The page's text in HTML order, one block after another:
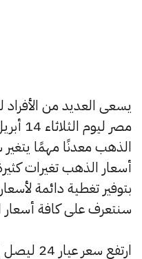
يسعى العديد من
الذهب معدنًا مهمًا
بتوفير تغطية دائمة
سنتعرف على كافة أسعار